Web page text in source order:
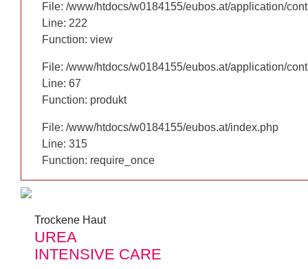
File: /www/htdocs/w0184155/eubos.at/application/
Line: 222
Function: view
File: /www/htdocs/w0184155/eubos.at/application/
Line: 67
Function: produkt
File: /www/htdocs/w0184155/eubos.at/index.php
Line: 315
Function: require_once
Trockene Haut
UREA
INTENSIVE CARE
File: /www/htdocs/w0184155/eubos.at/application/
Line: 222
Function: view
File: /www/htdocs/w0184155/eubos.at/application/
Line: 67
Function: produkt
File: /www/htdocs/w0184155/eubos.at/index.php
Line: 315
Function: require_once
Trockene Haut
UREA
INTENSIVE CARE